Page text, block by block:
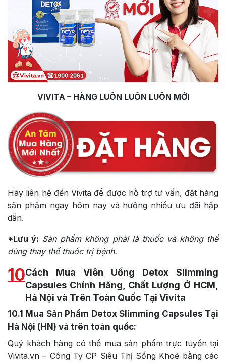
VIVITA – HÀNG LUÔN LUÔN LUÔN MỚI
Hãy liên hệ đến Vivita để được hỗ trợ tư vấn, đặt hàng
sản phẩm ngay hôm nay và hưởng nhiều ưu đãi hấp
dẫn.
*Lưu ý: Sản phẩm không phải là thuốc và không thể
dùng thay thế thuốc trị bệnh.
10Cách Mua Viên Uống Detox Slimming
Capsules Chính Hãng, Chất Lượng Ở HCM,
Hà Nội và Trên Toàn Quốc Tại Vivita
10.1 Mua Sản Phẩm Detox Slimming Capsules Tại
Hà Nội (HN) và trên toàn quốc:
Quý khách hàng có thể mua sản phẩm trực tuyến tại
Vivita.vn – Công Ty CP Siêu Thị Sống Khoẻ bằng các